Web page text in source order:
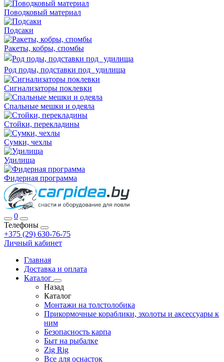
Поводковый материал
Подсаки
Ракеты, кобры, спомбы
Род поды, подставки под удилища
Сигнализаторы поклевки
Спальные мешки и одеяла
Стойки, перекладины
Сумки, чехлы
Удилища
Фидерная программа
0
Телефоны
+375 (29) 630-76-75
Личный кабинет
Главная
Доставка и оплата
Каталог
Назад
Каталог
Монтажи на толстолобика
Прикормочные кораблики, эхолоты и аксессуары к
ним
Безопасность карпа
Быт на рыбалке
Zig Rig
Все для оснасток